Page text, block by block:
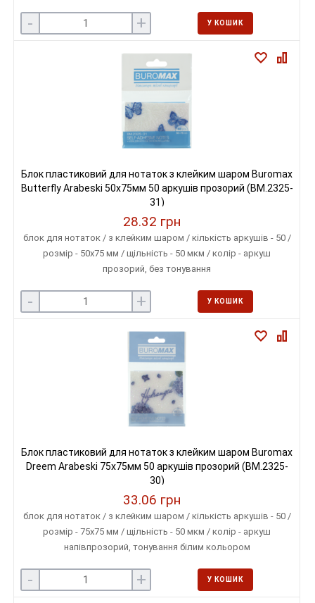
- + У КОШИК
Блок пластиковий для нотаток з клейким шаром Buromax
Butterfly Arabeski 50x75мм 50 аркушів прозорий (BM.2325-
31)
28.32 грн
блок для нотаток / з клейким шаром / кількість аркушів - 50 /
розмір - 50х75 мм / щільність - 50 мкм / колір - аркуш
прозорий, без тонування
- + У КОШИК
Блок пластиковий для нотаток з клейким шаром Buromax
Dreem Arabeski 75x75мм 50 аркушів прозорий (BM.2325-
30)
33.06 грн
блок для нотаток / з клейким шаром / кількість аркушів - 50 /
розмір - 75х75 мм / щільність - 50 мкм / колір - аркуш
напівпрозорий, тонування білим кольором
- + У КОШИК